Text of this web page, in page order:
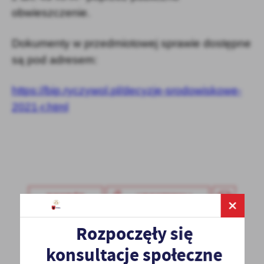
obwieszczenie.
Dokumenty w przedmiotowej sprawie dostępne
są pod adresem:
https://bip.ryczywol.pl/decyzje-srodowiskowe-
2021-r.html
POWRÓT UDOSTĘPNIJ
Rozpoczęły się
konsultacje społeczne